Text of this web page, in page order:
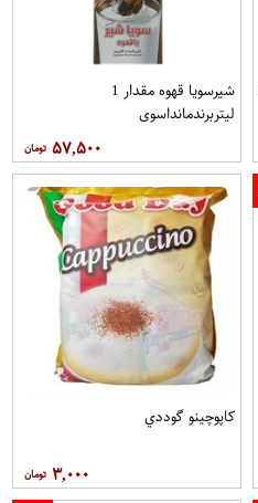
شیرسویا قهوه مقدار 1
لیتربرندمانداسوی
۵۷,۵۰۰
کاپوچينو گوددي
۳,۰۰۰